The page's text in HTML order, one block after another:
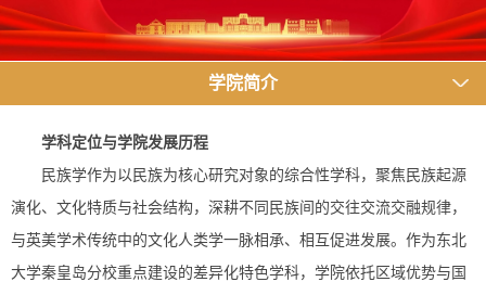
学院简介
学科定位与学院发展历程
民族学作为以民族为核心研究对象的综合性学科，聚焦民族起源
演化、文化特质与社会结构，深耕不同民族间的交往交流交融规律，
与英美学术传统中的文化人类学一脉相承、相互促进发展。作为东北
大学秦皇岛分校重点建设的差异化特色学科，学院依托区域优势与国